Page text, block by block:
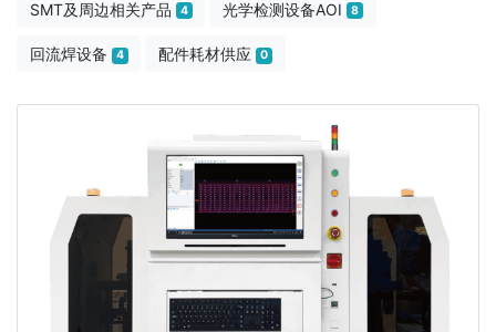
SMT及周边相关产品 4 光学检测设备AOI 8
回流焊设备 4 配件耗材供应 0